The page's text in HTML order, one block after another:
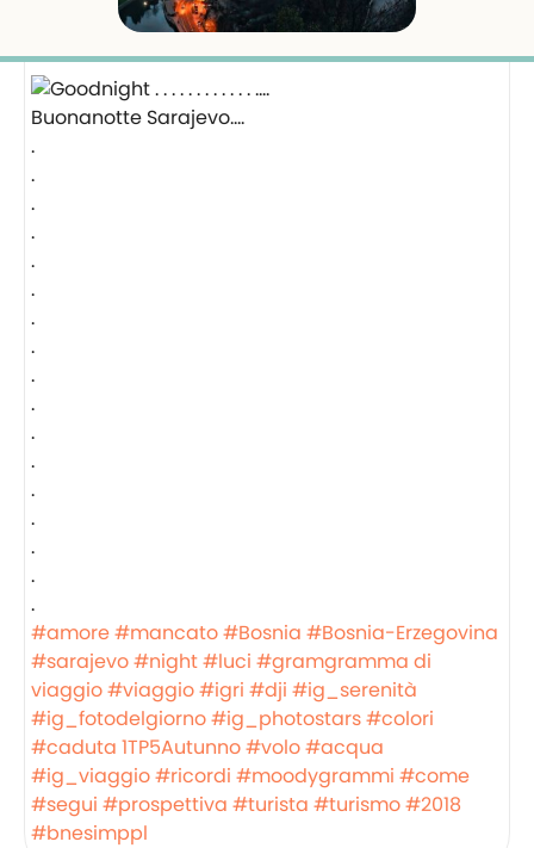
Buonanotte Sarajevo….
.
.
.
.
.
.
.
.
.
.
.
.
.
.
.
.
.
#amore#mancato#Bosnia #Bosnia-Erzegovina
#sarajevo#night#luci #gramgramma di
viaggio#viaggio#igri #dji #ig_serenità
#ig_fotodelgiorno#ig_photostars#colori
#caduta 1TP5Autunno#volo#acqua
#ig_viaggio#ricordi #moodygrammi #come
#segui #prospettiva #turista #turismo#2018
#bnesimppl